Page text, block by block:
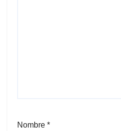
Nombre *